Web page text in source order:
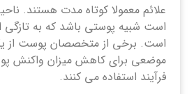
علائم معمولا کوتاه مدت هستند.
است شبیه پوستی باشد که به تازگی
است. برخی از متخصصان پوست از
موضعی برای کاهش میزان واکنش
فرآیند استفاده می کنند.